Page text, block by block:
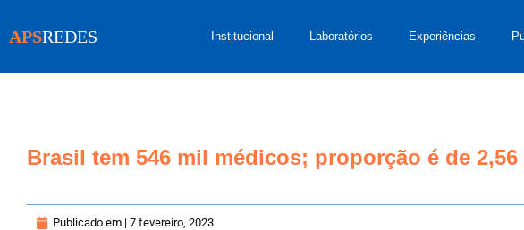
APSREDES Institucional Laboratórios Experiências
Brasil tem 546 mil médicos; proporção é de
Publicado em | 7 fevereiro, 2023